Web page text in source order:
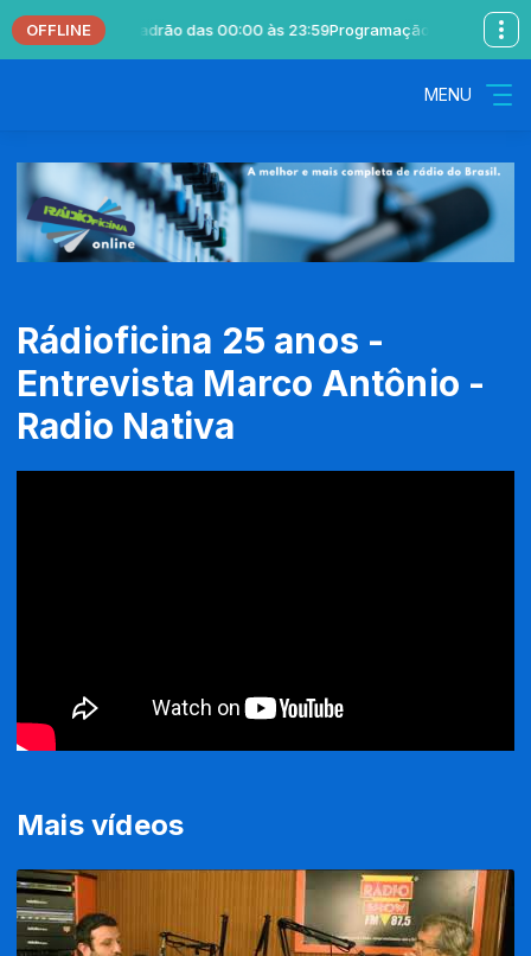
OFFLINE
com Locutor Padrão das 00:00 às 23:59Programação Musical com
MENU
Rádioficina 25 anos -
Entrevista Marco Antônio -
Radio Nativa
Mais vídeos